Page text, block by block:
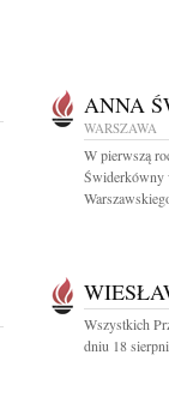
ANNA
WARSZAWA
W pierwszą
Świderkówny
Wszystkich
dniu 18